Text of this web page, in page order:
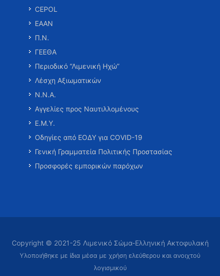
CEPOL
ΕΑΑΝ
Π.Ν.
ΓΕΕΘΑ
Περιοδικό “Λιμενική Ηχώ”
Λέσχη Αξιωματικών
Ν.Ν.Α.
Αγγελίες προς Ναυτιλλομένους
Ε.Μ.Υ.
Οδηγίες από ΕΟΔΥ για COVID-19
Γενική Γραμματεία Πολιτικής Προστασίας
Προσφορές εμπορικών παρόχων
Copyright © 2021-25 Λιμενικό Σώμα-Ελληνική Ακτοφυλακή
Υλοποιήθηκε με ίδια μέσα με χρήση ελεύθερου και ανοιχτού
λογισμικού